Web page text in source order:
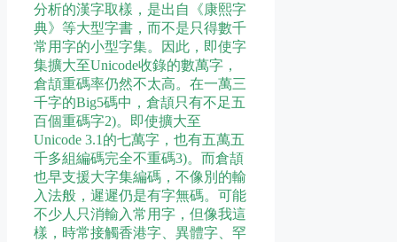
分析的漢字取樣，是出自《康熙字
典》等大型字書，而不是只得數千
常用字的小型字集。因此，即使字
集擴大至Unicode收錄的數萬字，
倉頡重碼率仍然不太高。在一萬三
千字的Big5碼中，倉頡只有不足五
百個重碼字2)。即使擴大至
Unicode 3.1的七萬字，也有五萬五
千多組編碼完全不重碼3)。而倉頡
也早支援大字集編碼，不像別的輸
入法般，遲遲仍是有字無碼。可能
不少人只消輸入常用字，但像我這
樣，時常接觸香港字、異體字、罕